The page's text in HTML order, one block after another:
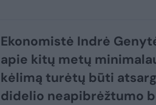
Ekonomistė Indrė
apie kitų metų
kėlimą turėtų būti
didelio neapibrėžtumo